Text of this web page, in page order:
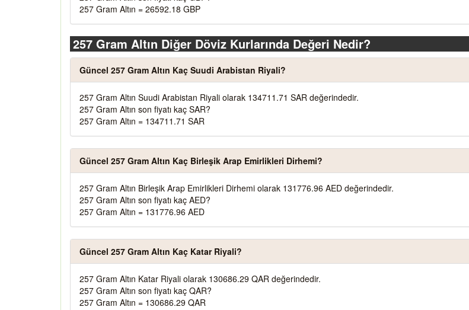
257 Gram Altın = 26592.18 GBP
257 Gram Altın Diğer Döviz Kurlarında Değeri Nedir?
Güncel 257 Gram Altın Kaç Suudi Arabistan Riyali?
257 Gram Altın Suudi Arabistan Riyali olarak 134711.71 SAR değerindedir.
257 Gram Altın son fiyatı kaç SAR?
257 Gram Altın = 134711.71 SAR
Güncel 257 Gram Altın Kaç Birleşik Arap Emirlikleri Dirhemi?
257 Gram Altın Birleşik Arap Emirlikleri Dirhemi olarak 131776.96 AED değerindedir.
257 Gram Altın son fiyatı kaç AED?
257 Gram Altın = 131776.96 AED
Güncel 257 Gram Altın Kaç Katar Riyali?
257 Gram Altın Katar Riyali olarak 130686.29 QAR değerindedir.
257 Gram Altın son fiyatı kaç QAR?
257 Gram Altın = 130686.29 QAR